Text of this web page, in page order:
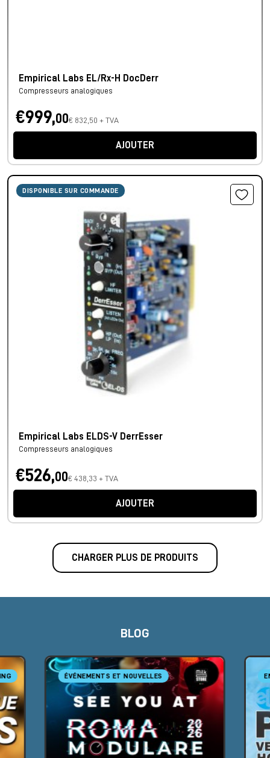
Empirical Labs EL/Rx-H DocDerr
Compresseurs analogiques
€999,00€ 832,50 + TVA
AJOUTER
DISPONIBLE SUR COMMANDE
Empirical Labs ELDS-V DerrEsser
Compresseurs analogiques
€526,00€ 438,33 + TVA
AJOUTER
CHARGER PLUS DE PRODUITS
BLOG
ÉVÉNEMENTS ET NOUVELLES